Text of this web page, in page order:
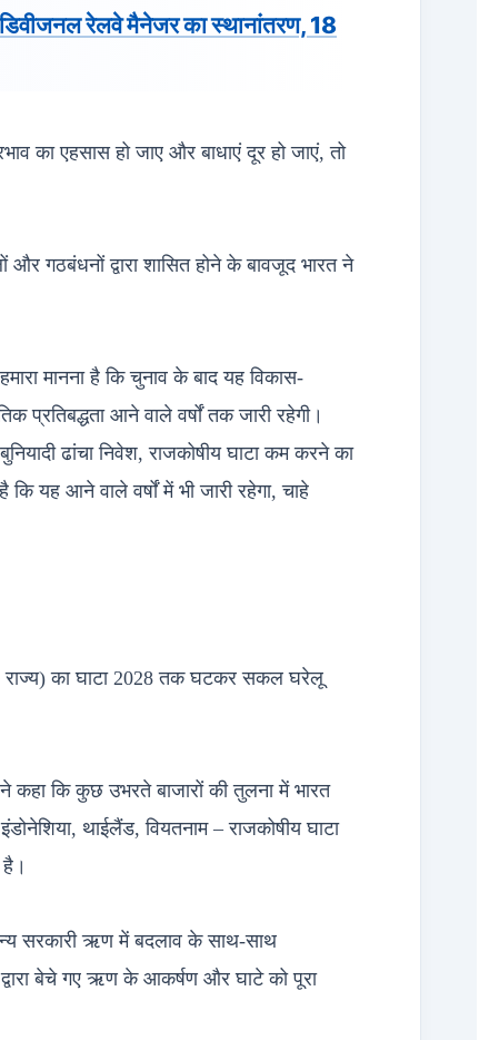
रेलवे मैनेजर का स्थानांतरण, 18
का एहसास हो जाए और बाधाएं दूर हो जाएं, तो
और गठबंधनों द्वारा शासित होने के बावजूद भारत ने
मानना ​​है कि चुनाव के बाद यह विकास-
प्रतिबद्धता आने वाले वर्षों तक जारी रहेगी।
ढांचा निवेश, राजकोषीय घाटा कम करने का
यह आने वाले वर्षों में भी जारी रहेगा, चाहे
राज्य) का घाटा 2028 तक घटकर सकल घरेलू
कहा कि कुछ उभरते बाजारों की तुलना में भारत
थाईलैंड, वियतनाम – राजकोषीय घाटा
सरकारी ऋण में बदलाव के साथ-साथ
बेचे गए ऋण के आकर्षण और घाटे को पूरा